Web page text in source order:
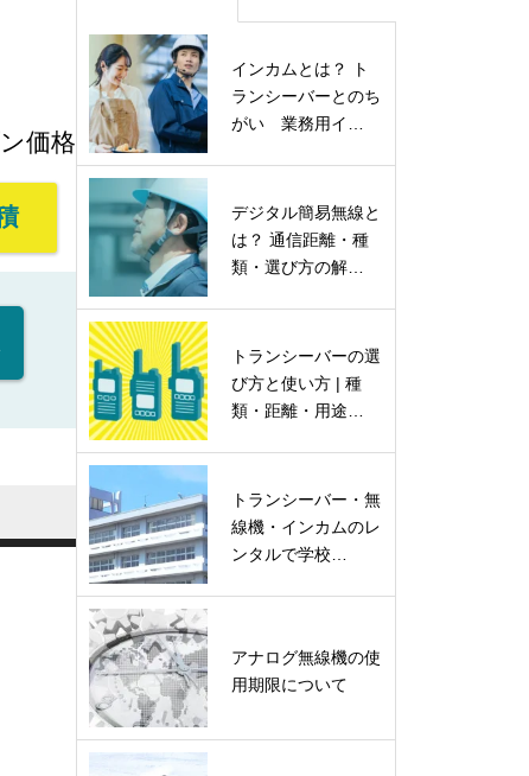
価格
インカムとは？ ト
ランシーバーとのち
がい 業務用イ…
デジタル簡易無線と
は？ 通信距離・種
類・選び方の解…
トランシーバーの選
び方と使い方 | 種
類・距離・用途…
トランシーバー・無
線機・インカムのレ
ンタルで学校…
アナログ無線機の使
用期限について